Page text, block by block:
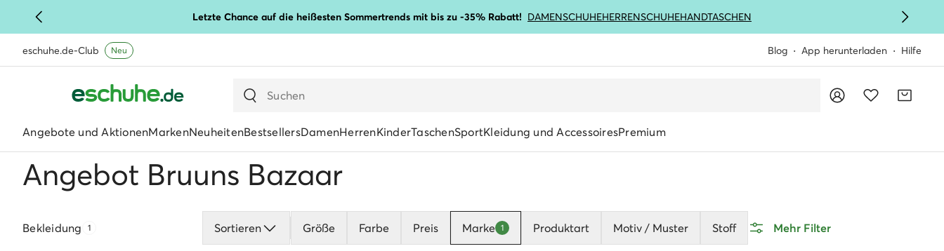
Letzte Chance auf die heißesten Sommertrends mit bis zu -35% Rabatt! DAMENSCHUHEHERRENSCHUHEHANDTASCHEN
eschuhe.de-Club Neu Blog App herunterladen Hilfe
Angebote und AktionenMarkenNeuheitenBestsellersDamenHerrenKinderTaschenSportKleidung und AccessoiresPremium
Angebot Bruuns Bazaar
Bekleidung 1 Sortieren Größe Farbe Preis Marke 1 Produktart Motiv / Muster Stoff Mehr Filter